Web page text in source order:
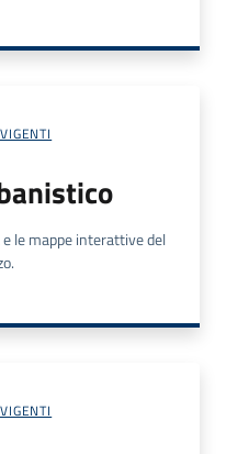
le mappe interattive del